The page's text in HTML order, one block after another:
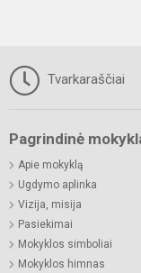
Tvarkaraščiai
Pagrindinė
Apie mokyklą
Ugdymo aplinka
Vizija, misija
Pasiekimai
Mokyklos simboliai
Mokyklos himnas